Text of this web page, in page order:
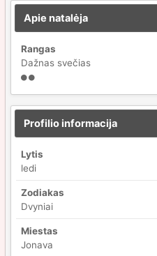
Apie natalėja
Rangas
Dažnas svečias
Profilio informacija
Lytis
ledi
Zodiakas
Dvyniai
Miestas
Jonava